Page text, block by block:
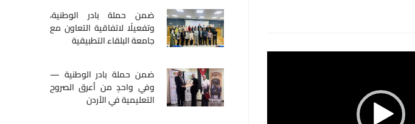
ضمن حملة بادر الوطنية،
وتفعيلًا لاتفاقية التعاون مع
جامعة البلقاء التطبيقية
ضمن حملة بادر الوطنية —
وفي واحدٍ من أعرق الصروح
التعليمية في الأردن